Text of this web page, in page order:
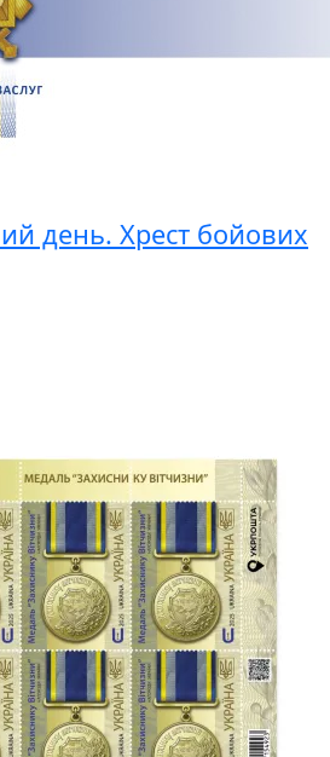
день. Хрест бойових